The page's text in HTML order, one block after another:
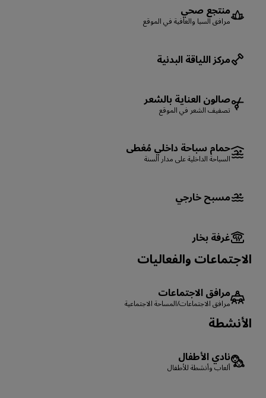
منتجع صحي
مرافق السبا والعافية في الموقع
مركز اللياقة البدنية
صالون العناية بالشعر
تصفيف الشعر في الموقع
حمام سباحة داخلي مُغطى
السباحة الداخلية على مدار السنة
مسبح خارجي
غرفة بخار
الاجتماعات والفعاليات
مرافق الاجتماعات
مرافق الاجتماعات/المساحة الاجتماعية
الأنشطة
نادي الأطفال
ألعاب وأنشطة للأطفال